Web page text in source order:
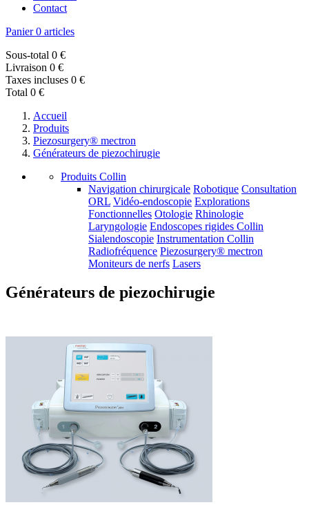
Contact
Panier 0 articles
Sous-total 0 €
Livraison 0 €
Taxes incluses 0 €
Total 0 €
Accueil
Produits
Piezosurgery® mectron
Générateurs de piezochirugie
Produits Collin
Navigation chirurgicale Robotique Consultation
ORL Vidéo-endoscopie Explorations
Fonctionnelles Otologie Rhinologie
Laryngologie Endoscopes rigides Collin
Sialendoscopie Instrumentation Collin
Radiofréquence Piezosurgery® mectron
Moniteurs de nerfs Lasers
Générateurs de piezochirugie